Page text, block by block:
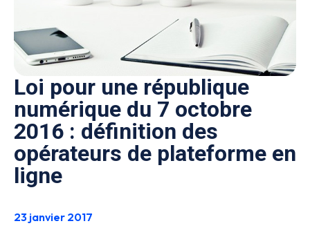
Loi pour une république
numérique du 7 octobre
2016 : définition des
opérateurs de plateforme en
ligne
23 janvier 2017